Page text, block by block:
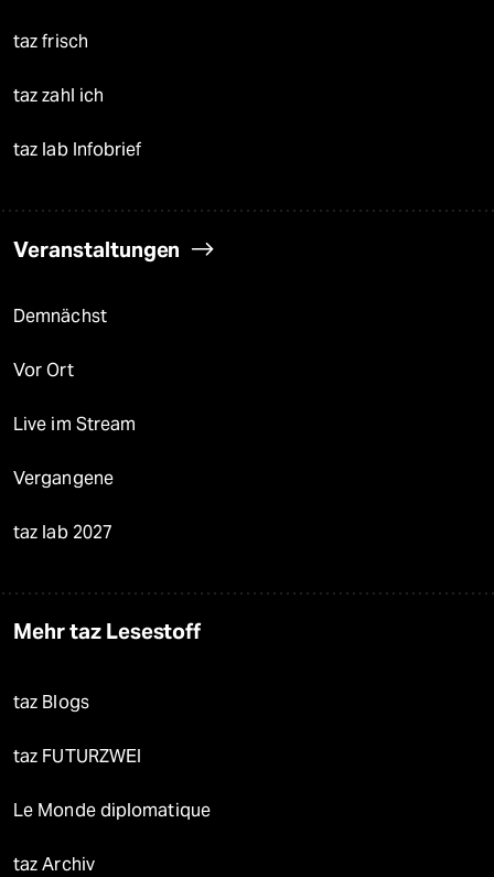
taz frisch
taz zahl ich
taz lab Infobrief
Veranstaltungen
Demnächst
Vor Ort
Live im Stream
Vergangene
taz lab 2027
Mehr taz Lesestoff
taz Blogs
taz FUTURZWEI
Le Monde diplomatique
taz Archiv